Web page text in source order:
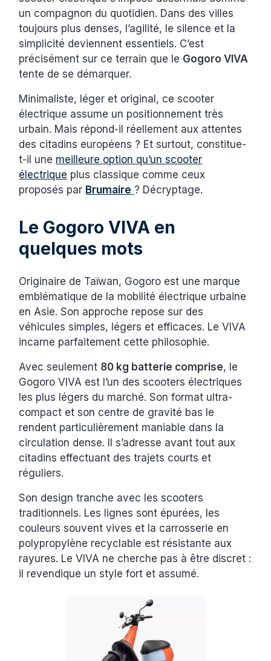
un compagnon du quotidien. Dans des villes
toujours plus denses, l’agilité, le silence et la
simplicité deviennent essentiels. C’est
précisément sur ce terrain que le Gogoro VIVA
tente de se démarquer.
Minimaliste, léger et original, ce scooter
électrique assume un positionnement très
urbain. Mais répond-il réellement aux attentes
des citadins européens ? Et surtout, constitue-
t-il une meilleure option qu’un scooter
électrique plus classique comme ceux
proposés par Brumaire ? Décryptage.
Le Gogoro VIVA en
quelques mots
Originaire de Taïwan, Gogoro est une marque
emblématique de la mobilité électrique urbaine
en Asie. Son approche repose sur des
véhicules simples, légers et efficaces. Le VIVA
incarne parfaitement cette philosophie.
Avec seulement 80 kg batterie comprise, le
Gogoro VIVA est l’un des scooters électriques
les plus légers du marché. Son format ultra-
compact et son centre de gravité bas le
rendent particulièrement maniable dans la
circulation dense. Il s’adresse avant tout aux
citadins effectuant des trajets courts et
réguliers.
Son design tranche avec les scooters
traditionnels. Les lignes sont épurées, les
couleurs souvent vives et la carrosserie en
polypropylène recyclable est résistante aux
rayures. Le VIVA ne cherche pas à être discret :
il revendique un style fort et assumé.